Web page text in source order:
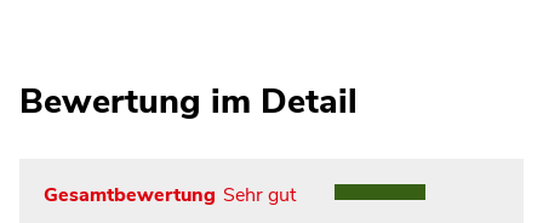
Bewertung im Detail
Gesamtbewertung Sehr gut